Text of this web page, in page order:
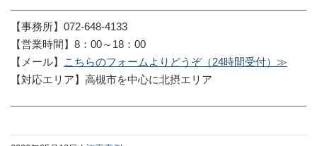
【事務所】072-648-4133
【営業時間】8：00～18：00
【メール】
こちらのフォームよりどうぞ（24時間受付）≫
【対応エリア】高槻市を中心に北摂エリア